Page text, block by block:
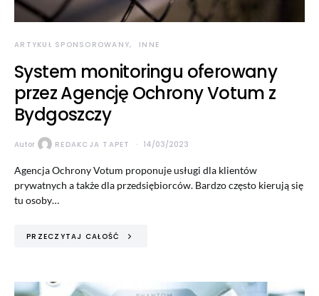
ARTYKUŁ SPONSOROWANY INNE
System monitoringu oferowany
przez Agencję Ochrony Votum z
Bydgoszczy
Autor REDAKCJA TAPET 14/03/2023
Agencja Ochrony Votum proponuje usługi dla klientów
prywatnych a także dla przedsiębiorców. Bardzo często kierują się
tu osoby…
PRZECZYTAJ CAŁOŚĆ